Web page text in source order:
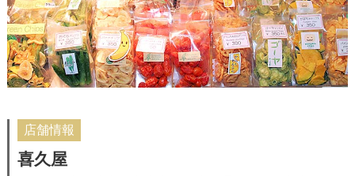
店舗情報
喜久屋